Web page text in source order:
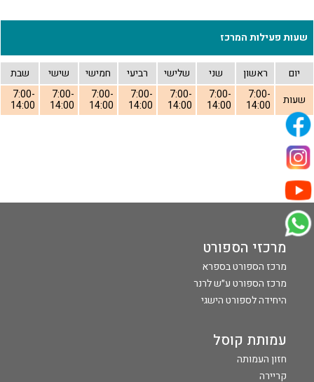
שעות פעילות המרכז
יום ראשון שני שלישי רביעי חמישי שישי
שבת
שעות
7:00-
14:00
7:00-
14:00
7:00-
14:00
7:00-
14:00
7:00-
14:00
7:00-
14:00
7:00-
14:00
מרכזי הספורט
מרכז הספורט בספרא
מרכז הספורט ע״ש לרנר
היחידה לספורט הישגי
עמותת קוסל
חזון העמותה
קריירה